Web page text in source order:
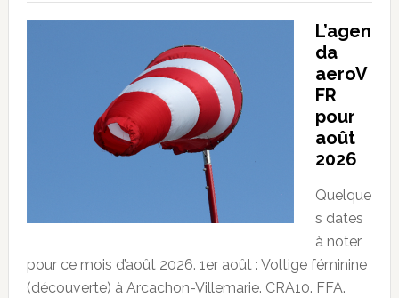
L’agen
da
aeroV
FR
pour
août
2026
Quelque
s dates
à noter
pour ce mois d’août 2026. 1er août : Voltige féminine
(découverte) à Arcachon-Villemarie. CRA10. FFA.